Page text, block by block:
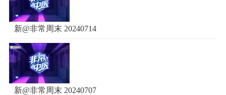
新@非常周末 20240714
新@非常周末 20240707